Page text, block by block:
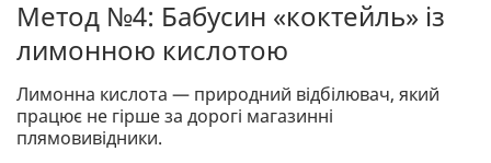
Метод №4: Бабусин «коктейль» із
лимонною кислотою
Лимонна кислота — природний відбілювач, який
працює не гірше за дорогі магазинні
плямовивідники.